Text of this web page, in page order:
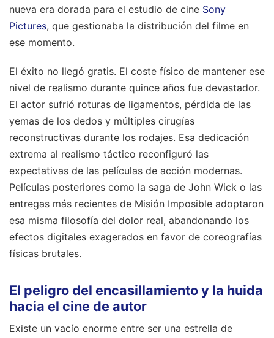
nueva era dorada para el estudio de cine Sony
Pictures, que gestionaba la distribución del filme en
ese momento.
El éxito no llegó gratis. El coste físico de mantener ese
nivel de realismo durante quince años fue devastador.
El actor sufrió roturas de ligamentos, pérdida de las
yemas de los dedos y múltiples cirugías
reconstructivas durante los rodajes. Esa dedicación
extrema al realismo táctico reconfiguró las
expectativas de las películas de acción modernas.
Películas posteriores como la saga de John Wick o las
entregas más recientes de Misión Imposible adoptaron
esa misma filosofía del dolor real, abandonando los
efectos digitales exagerados en favor de coreografías
físicas brutales.
El peligro del encasillamiento y la huida
hacia el cine de autor
Existe un vacío enorme entre ser una estrella de